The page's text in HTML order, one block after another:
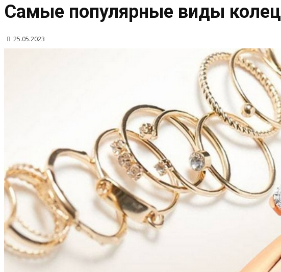
Самые популярные виды колец
25.05.2023